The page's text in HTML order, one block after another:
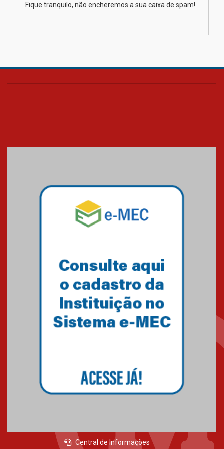
na educação dos filhos além da
Fique tranquilo, não encheremos a sua caixa de spam!
Central de Informações